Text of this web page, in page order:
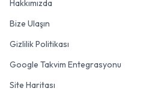
Hakkımızda
Bize Ulaşın
Gizlilik Politikası
Google Takvim Entegrasyonu
Site Haritası